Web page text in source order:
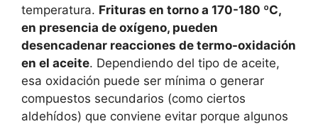
temperatura. Frituras en torno a 170-180 ºC,
en presencia de oxígeno, pueden
desencadenar reacciones de termo-oxidación
en el aceite. Dependiendo del tipo de aceite,
esa oxidación puede ser mínima o generar
compuestos secundarios (como ciertos
aldehídos) que conviene evitar porque algunos